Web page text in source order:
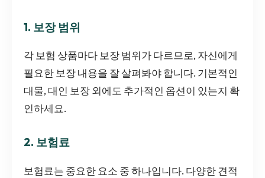
1. 보장 범위
각 보험 상품마다 보장 범위가 다르므로, 자신에게
필요한 보장 내용을 잘 살펴봐야 합니다. 기본적인
대물, 대인 보장 외에도 추가적인 옵션이 있는지 확
인하세요.
2. 보험료
보험료는 중요한 요소 중 하나입니다. 다양한 견적